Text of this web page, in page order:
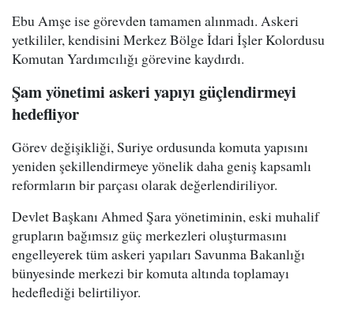
Ebu Amşe ise görevden tamamen alınmadı. Askeri
yetkililer, kendisini Merkez Bölge İdari İşler Kolordusu
Komutan Yardımcılığı görevine kaydırdı.
Şam yönetimi askeri yapıyı güçlendirmeyi
hedefliyor
Görev değişikliği, Suriye ordusunda komuta yapısını
yeniden şekillendirmeye yönelik daha geniş kapsamlı
reformların bir parçası olarak değerlendiriliyor.
Devlet Başkanı Ahmed Şara yönetiminin, eski muhalif
grupların bağımsız güç merkezleri oluşturmasını
engelleyerek tüm askeri yapıları Savunma Bakanlığı
bünyesinde merkezi bir komuta altında toplamayı
hedeflediği belirtiliyor.